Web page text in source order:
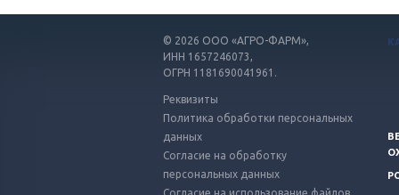
© 2026 ООО «АГРО-ФАРМ»,
ИНН 1657246073,
ОГРН 1181690041961.
Реквизиты
Политика обработки персональных
данных
Согласие на обработку
персональных данных